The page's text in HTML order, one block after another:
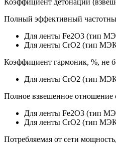
Полный эффективный
Для ленты Fe2O3 (тип
Для ленты CrO2 (тип
Коэффициент гармоник, %, не
Для ленты CrО2 (тип
Полное взвешенное
Для ленты Fe2O3 (тип
Для ленты CrO2 (тип
Потребляемая от сети